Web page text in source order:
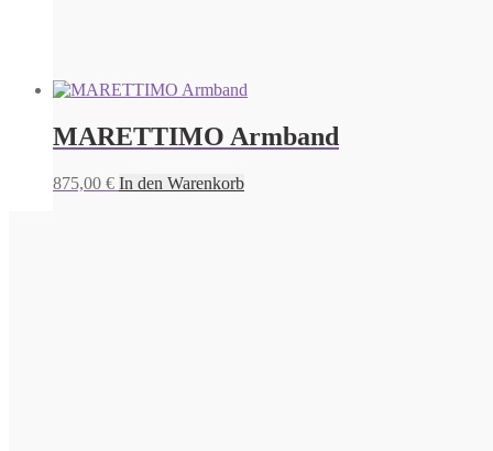
MARETTIMO Armband
875,00 € In den Warenkorb